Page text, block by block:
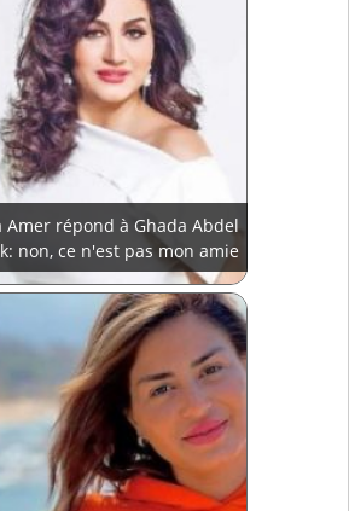
Amer répond à Ghada Abdel
non, ce n'est pas mon amie